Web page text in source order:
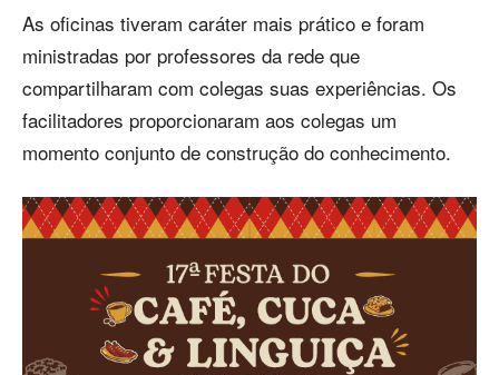
As oficinas tiveram caráter mais prático e foram
ministradas por professores da rede que
compartilharam com colegas suas experiências. Os
facilitadores proporcionaram aos colegas um
momento conjunto de construção do conhecimento.